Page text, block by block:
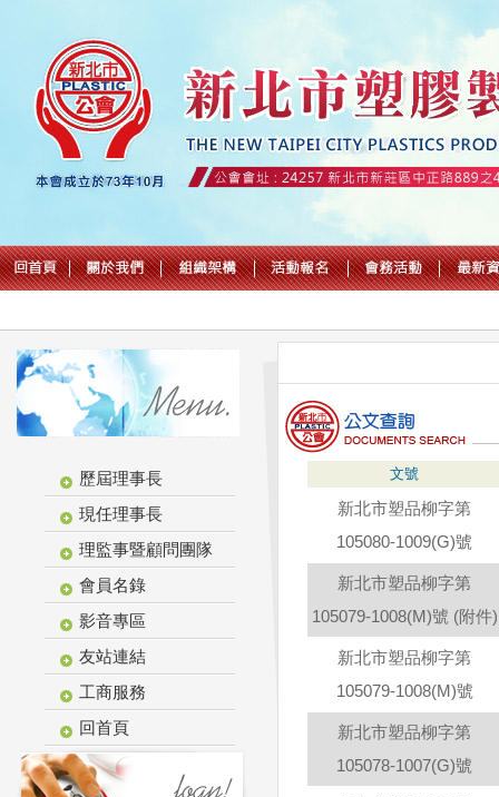
歷屆理事長
現任理事長
理監事暨顧問團隊
會員名錄
影音專區
友站連結
工商服務
回首頁
文號
新北市塑品柳字第
105080-1009(G)號
新北市塑品柳字第
105079-1008(M)號 (附件)
新北市塑品柳字第
105079-1008(M)號
新北市塑品柳字第
105078-1007(G)號